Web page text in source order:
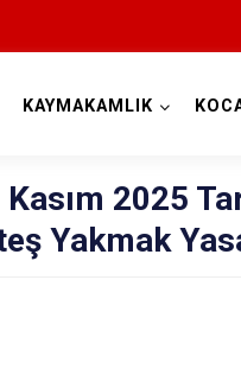
KAYMAKAMLIK
2025
Yakmak